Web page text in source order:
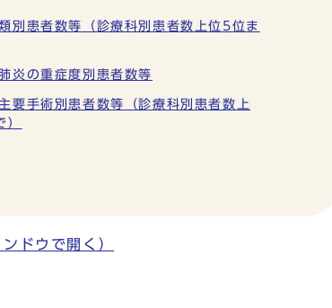
別患者数等（診療科別患者数上位5位ま
炎の重症度別患者数等
要手術別患者数等（診療科別患者数上
）
ンドウで開く）